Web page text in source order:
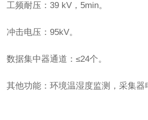
工频耐压：39 kV，5min。
冲击电压：95kV。
数据集中器通道：≤24个。
其他功能：环境温湿度监测，采集器